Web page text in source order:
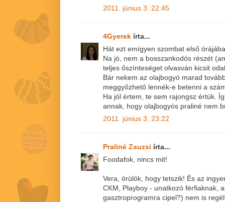
2011. június 3. 22:45
4Gyerek írta...
Hát ezt emígyen szombat első
Na jó, nem a bosszankodós részét
teljes őszínteséget olvasván kicsit
Bár nekem az olajbogyó marad
meggyőzhető lennék-e betenni a
Ha jól értem, te sem rajongsz értük.
annak, hogy olajbogyós praliné nem
2011. június 3. 23:22
Praliné Zsuzsi írta...
Foodafok, nincs mit!
Vera, örülök, hogy tetszik! És az
CKM, Playboy - unatkozó férfiaknak,
gasztroprogramra cipel?) nem is